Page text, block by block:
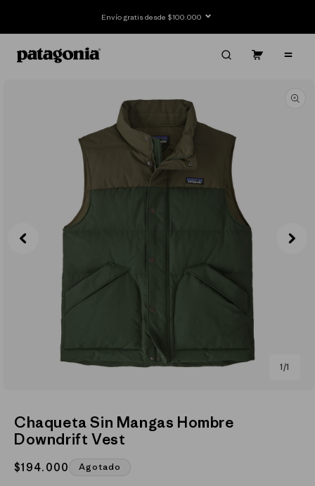
Envío gratis desde $100.000
Carrito
multimedia
una
modal
1/de
1
Chaqueta Sin Mangas Hombre
Downdrift Vest
Precio
$194.000 Agotado